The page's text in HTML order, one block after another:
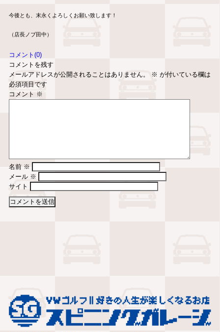
今後とも、末永くよろしくお願い致します！
（店長ノブ田中）
コメント(0)
コメントを残す
メールアドレスが公開されることはありません。
※ が付いている欄は
必須項目です
コメント ※
名前 ※
メール ※
サイト